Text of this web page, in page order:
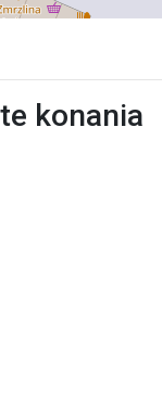
konania